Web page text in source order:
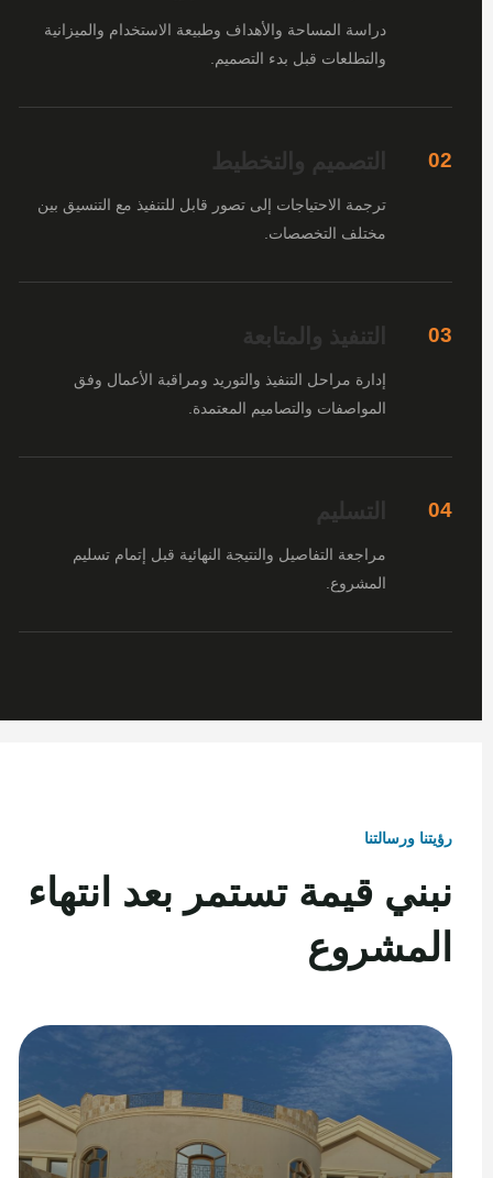
دراسة المساحة والأهداف وطبيعة الاستخدام والميزانية
والتطلعات قبل بدء التصميم.
02 التصميم والتخطيط
ترجمة الاحتياجات إلى تصور قابل للتنفيذ مع التنسيق بين
مختلف التخصصات.
03 التنفيذ والمتابعة
إدارة مراحل التنفيذ والتوريد ومراقبة الأعمال وفق
المواصفات والتصاميم المعتمدة.
04 التسليم
مراجعة التفاصيل والنتيجة النهائية قبل إتمام تسليم
المشروع.
رؤيتنا ورسالتنا
نبني قيمة تستمر بعد انتهاء
المشروع